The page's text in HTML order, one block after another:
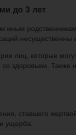
до 3 лет
иным
несущественны
лиц, которые
со здоровьем.
ставшего
ущерба.